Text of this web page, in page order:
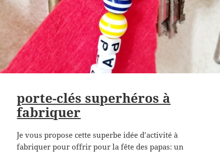
porte-clés superhéros à
fabriquer
Je vous propose cette superbe idée d’activité à
fabriquer pour offrir pour la fête des papas: un